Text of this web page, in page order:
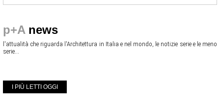
p+A news
l'attualità che riguarda l'Architettura in Italia e nel mondo, le notizie serie e le meno
serie...
I PIÙ LETTI OGGI